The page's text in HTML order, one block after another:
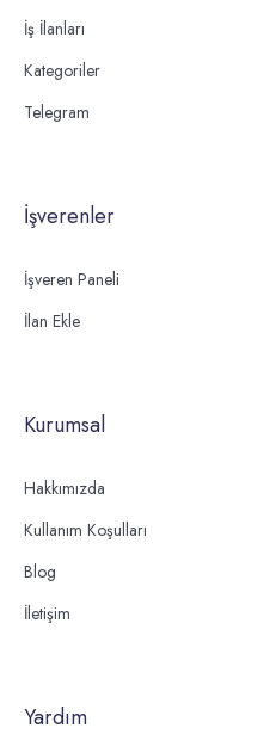
İş İlanları
Kategoriler
Telegram
İşverenler
İşveren Paneli
İlan Ekle
Kurumsal
Hakkımızda
Kullanım Koşulları
Blog
İletişim
Yardım